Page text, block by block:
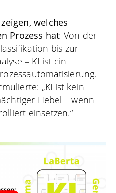
welches
Prozess hat: Von der
bis zur
– KI ist ein
„KI ist kein
Hebel – wenn
einsetzen.“